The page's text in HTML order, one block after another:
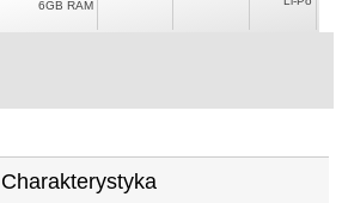
6GB RAM
Charakterystyka